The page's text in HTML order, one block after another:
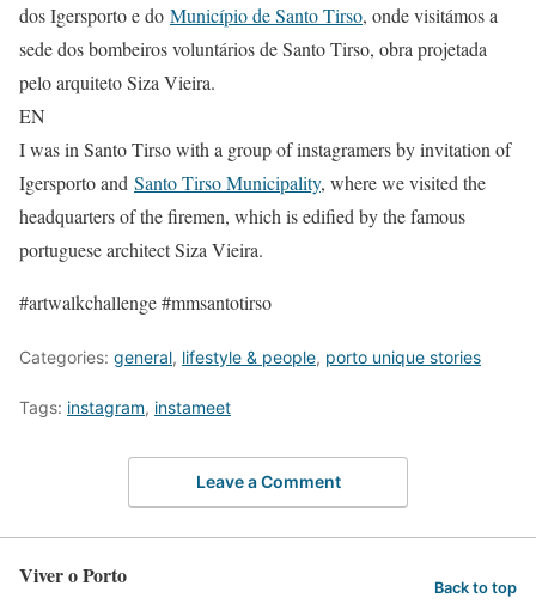
dos Igersporto e do Município de Santo Tirso, onde visitámos a
sede dos bombeiros voluntários de Santo Tirso, obra projetada
pelo arquiteto Siza Vieira.
EN
I was in Santo Tirso with a group of instagramers by invitation of
Igersporto and Santo Tirso Municipality, where we visited the
headquarters of the firemen, which is edified by the famous
portuguese architect Siza Vieira.
#artwalkchallenge #mmsantotirso
Categories: general, lifestyle & people, porto unique stories
Tags: instagram, instameet
Leave a Comment
Viver o Porto Back to top